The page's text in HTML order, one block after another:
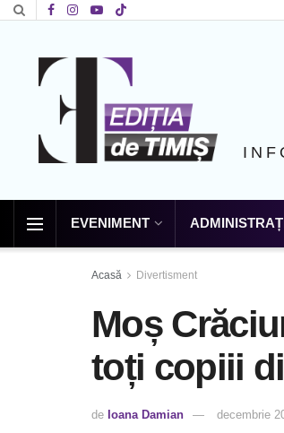
EVENIMENT
Acasă Divertisment
Moș
toți copiii
de Ioana Damian decembrie